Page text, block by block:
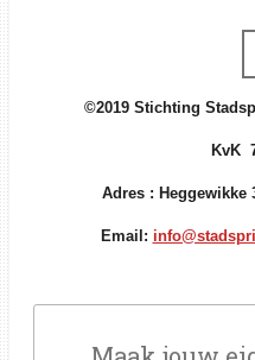
©2019 Stichting
KvK
Adres :
Email: